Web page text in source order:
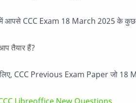
आपसे CCC Exam 18 March 2025 के
तैयार हैं?
CCC Previous Exam Paper जो